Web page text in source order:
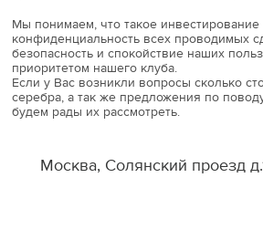
Мы понимаем, что такое инвестирование
конфиденциальность всех проводимых
безопасность и спокойствие наших
приоритетом нашего клуба.
Если у Вас возникли вопросы сколько
серебра, а так же предложения по
будем рады их рассмотреть.
Москва, Солянский проезд